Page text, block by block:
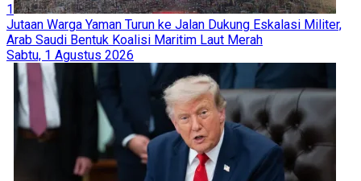
1
Jutaan Warga Yaman Turun ke Jalan Dukung Eskalasi Militer,
Arab Saudi Bentuk Koalisi Maritim Laut Merah
Sabtu, 1 Agustus 2026